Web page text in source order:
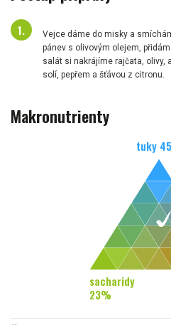
Vejce dáme do misky a
pánev s olivovým olejem,
salát si nakrájíme rajčata, olivy,
solí, pepřem a šťávou z citronu.
Makronutrienty
tuky 45
sacharidy
23%